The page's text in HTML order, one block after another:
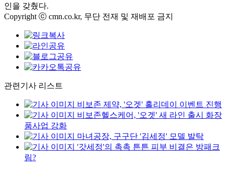
인을 갖췄다.
Copyright ⓒ cmn.co.kr, 무단 전재 및 재배포 금지
관련기사 리스트
비보존 제약, '오겟' 홀리데이 이벤트 진행
비보존헬스케어, '오겟' 새 라인 출시 화장
품사업 강화
마녀공장, 구구단 '김세정' 모델 발탁
'갓세정'의 촉촉 튼튼 피부 비결은 방패크
림?